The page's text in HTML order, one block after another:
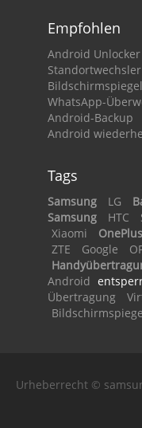
Empfohlen
Android Unlocker
Standortwechsler
WhatsApp-
Android-Backup
Android
Tags
Samsung LG
Samsung
HTC
Xiaomi
OnePlus
ZTE
Google
Android
Übertragung
Urheberrecht ©